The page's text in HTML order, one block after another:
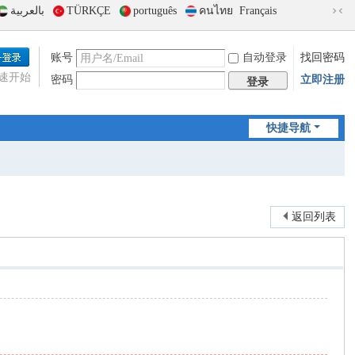
بالعربية TÜRKÇE português คนไทย Français
到
版
账号 自动登录
找回密码
密码
登录 立即注册
开始
快捷导航
返回列表